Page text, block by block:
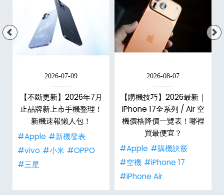
2026-07-09
【不斷更新】2026年7月
止品牌新上市手機整理！
新機速報懶人包！
#Apple #新機發表
#vivo #小米 #OPPO
#三星
2026-08-07
【購機技巧】2026最新｜
iPhone 17全系列 / Air 空
機價格降價一覽表！哪裡
買最便宜？
#Apple #購機訣竅
#空機 #iPhone 17
#iPhone Air